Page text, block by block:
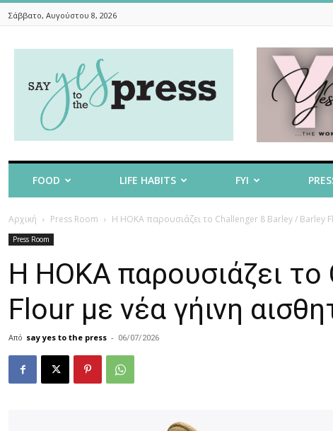
Σάββατο, Αυγούστου 8, 2026
To
The
FOOD LIFE HABITS FYI
Αρχική Press Room Η HOKA παρουσιάζει το Challenger 8 Barley / Barley
Press Room
Η HOKA παρουσιάζει
Flour με νέα γήινη
Από say yes to the press - 06/07/2026